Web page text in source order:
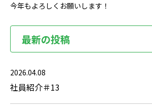
今年もよろしくお願いします！
最新の投稿
2026.04.08
社員紹介＃13